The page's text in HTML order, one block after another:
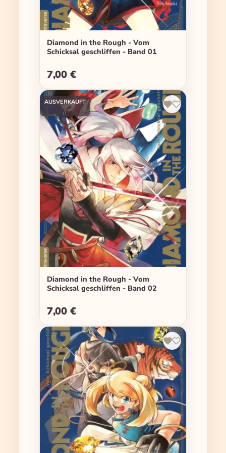
Diamond in the Rough - Vom
Schicksal geschliffen - Band 01
Regulärer Preis:
7,00 €
AUSVERKAUFT
Diamond in the Rough - Vom
Schicksal geschliffen - Band 02
Regulärer Preis:
7,00 €